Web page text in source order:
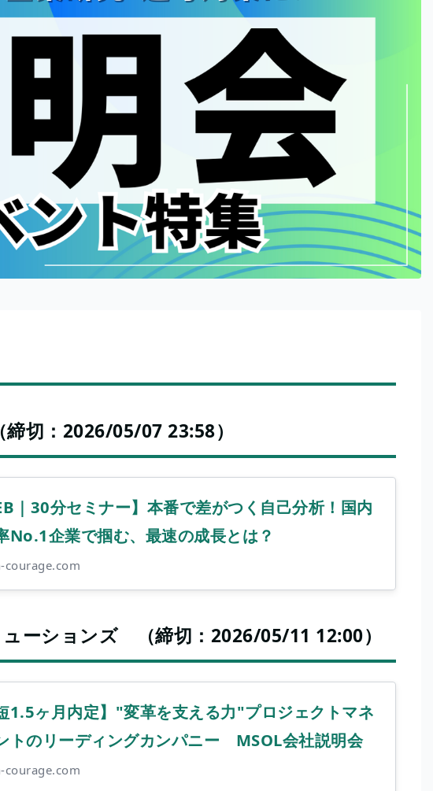
切：2026/05/07 23:58）
｜30分セミナー】本番で差がつく自己分析！国内
No.1企業で掴む、最速の成長とは？
courage.com
ーションズ （締切：2026/05/11 12:00）
1.5ヶ月内定】"変革を支える力"プロジェクトマネ
トのリーディングカンパニー MSOL会社説明会
courage.com